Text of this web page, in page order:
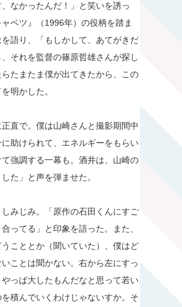
なかったんだ！」と笑いを誘っ
ベツ』（1996年）の役柄を踏ま
語り、「もしかして、あてがきだ
それを監督の篠原哲雄さんが探し
たまたま僕が出てきたから、この
明かした。
直で。僕は山崎さんと撮影期間中
助けられて、エネルギーをもらい
強調する一幕も。酒井は、山崎の
た」と声を弾ませた。
みじみ。「原作の石田くんにすご
ってる」と印象を語った。また、
こととか（聞いていた）、僕はど
ことは聞かない。右から左にすっ
っぱ大したもんだなと思って若い
積んでいくわけじゃないすか。そ